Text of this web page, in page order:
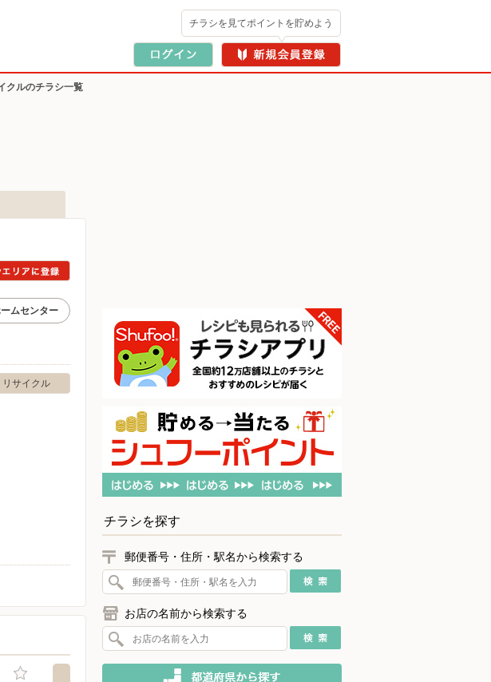
チラシを見てポイントを貯めよう
クルのチラシ一覧
ムセンター
リサイクル
チラシを探す
郵便番号・住所・駅名から検索する
お店の名前から検索する